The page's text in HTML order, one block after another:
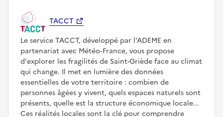
TACCT
Le service TACCT, développé par l'ADEME en
partenariat avec Météo‑France, vous propose
d'explorer les fragilités de Saint-Griède face au climat
qui change. Il met en lumière des données
essentielles de votre territoire : combien de
personnes âgées y vivent, quels espaces naturels sont
présents, quelle est la structure économique locale...
Ces réalités locales sont la clé pour comprendre